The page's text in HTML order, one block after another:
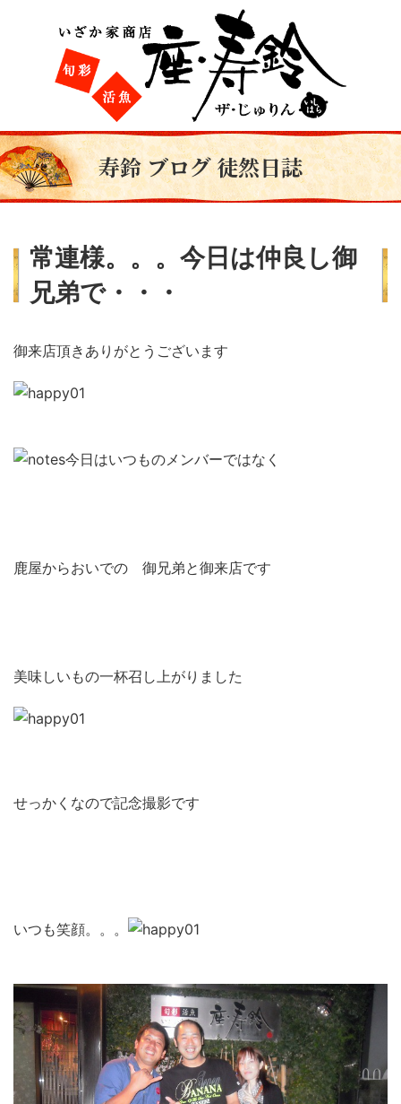
寿鈴 ブログ 徒然日誌
常連様。。。今日は仲良し御
兄弟で・・・
御来店頂きありがとうございます
今日はいつものメンバーではなく
鹿屋からおいでの 御兄弟と御来店です
美味しいもの一杯召し上がりました
せっかくなので記念撮影です
いつも笑顔。。。